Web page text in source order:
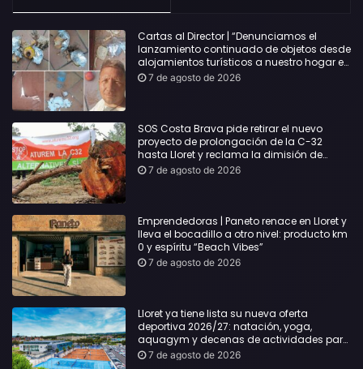
Cartas al Director | “Denunciamos el
lanzamiento continuado de objetos desde
alojamientos turísticos a nuestro hogar en
Lloret: Podría haber causado una
7 de agosto de 2026
SOS Costa Brava pide retirar el nuevo
proyecto de prolongación de la C-32
hasta Lloret y reclama la dimisión de
Sílvia Paneque
7 de agosto de 2026
Emprendedoras | Paneto renace en Lloret y
lleva el bocadillo a otro nivel: producto km
0 y espíritu “Beach Vibes”
7 de agosto de 2026
Lloret ya tiene lista su nueva oferta
deportiva 2026/27: natación, yoga,
aquagym y decenas de actividades para
todas las edades
7 de agosto de 2026